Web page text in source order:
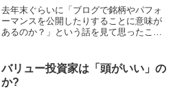
去年末ぐらいに「ブログで銘柄やパフォ
ーマンスを公開したりすることに意味が
あるのか？」という話を見て思ったこ
けでも大きなメリットがあると考えてい
る。事業全てのプラットフォ...
バリュー投資家は「頭がいい」の
か?